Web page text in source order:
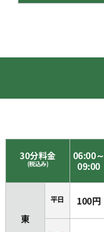
30分料金
(税込み)
06:00～
09:00
東
平日 100円